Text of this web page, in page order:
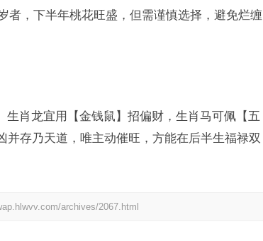
者，下半年桃花旺盛，但需谨慎选择，避免烂缠
生肖龙宜用【金钱鼠】招偏财，生肖马可佩【五
存乃天道，唯主动催旺，方能在后半生福禄双
archives/2067.html